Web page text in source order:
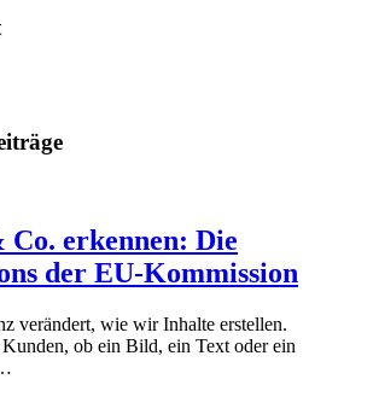
Co. erkennen: Die
der EU-Kommission
verändert, wie wir Inhalte erstellen.
ob ein Bild, ein Text oder ein